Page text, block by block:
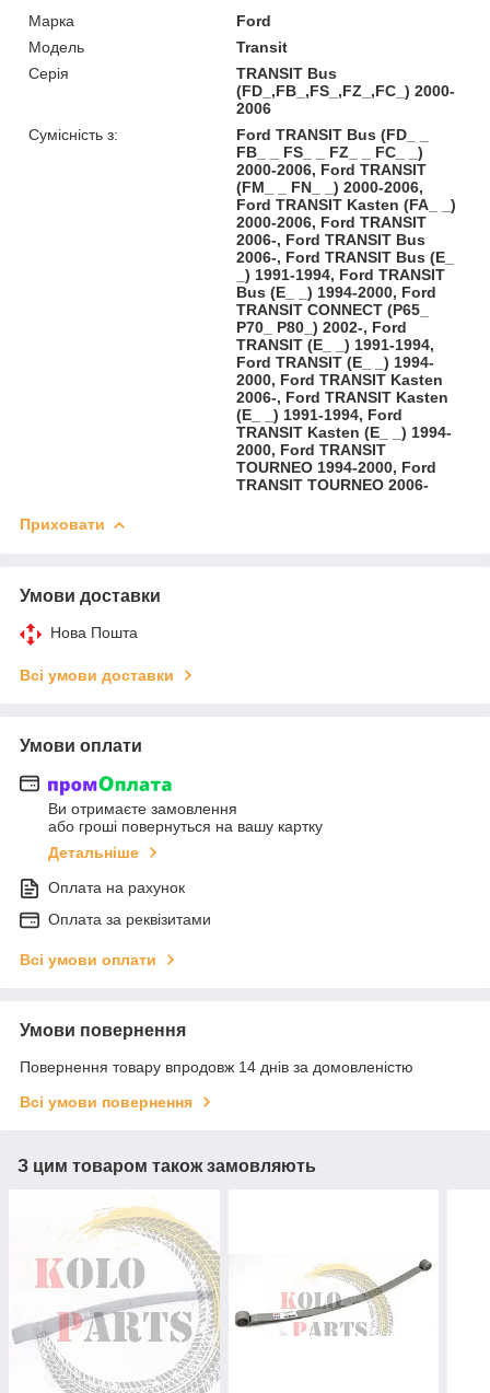
Марка
Ford
Модель
Transit
Серія
TRANSIT Bus
(FD_,FB_,FS_,FZ_,FC_) 2000-
2006
Сумісність з:
Ford TRANSIT Bus (FD_ _
FB_ _ FS_ _ FZ_ _ FC_ _)
2000-2006, Ford TRANSIT
(FM_ _ FN_ _) 2000-2006,
Ford TRANSIT Kasten (FA_ _)
2000-2006, Ford TRANSIT
2006-, Ford TRANSIT Bus
2006-, Ford TRANSIT Bus (E_
_) 1991-1994, Ford TRANSIT
Bus (E_ _) 1994-2000, Ford
TRANSIT CONNECT (P65_
P70_ P80_) 2002-, Ford
TRANSIT (E_ _) 1991-1994,
Ford TRANSIT (E_ _) 1994-
2000, Ford TRANSIT Kasten
2006-, Ford TRANSIT Kasten
(E_ _) 1991-1994, Ford
TRANSIT Kasten (E_ _) 1994-
2000, Ford TRANSIT
TOURNEO 1994-2000, Ford
TRANSIT TOURNEO 2006-
Приховати
Умови доставки
Нова Пошта
Всі умови доставки
Умови оплати
Ви отримаєте замовлення
або гроші повернуться на вашу картку
Детальніше
Оплата на рахунок
Оплата за реквізитами
Всі умови оплати
Умови повернення
Повернення товару впродовж 14 днів за домовленістю
Всі умови повернення
З цим товаром також замовляють